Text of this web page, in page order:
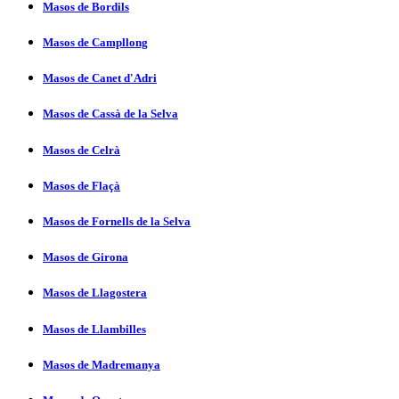
Masos de Bordils
Masos de Campllong
Masos de Canet d'Adri
Masos de Cassà de la Selva
Masos de Celrà
Masos de Flaçà
Masos de Fornells de la Selva
Masos de Girona
Masos de Llagostera
Masos de Llambilles
Masos de Madremanya